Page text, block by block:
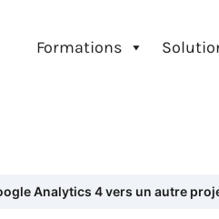
Formations
Analytics 4 vers un autre